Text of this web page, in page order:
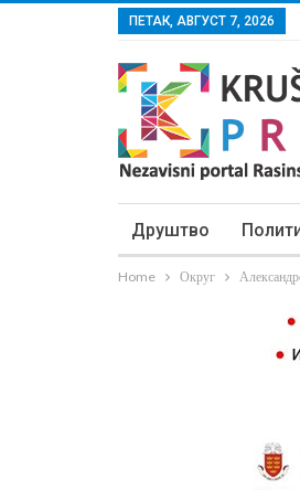
ПЕТАК, АВГУСТ 7, 2026
Друштво
Home Округ